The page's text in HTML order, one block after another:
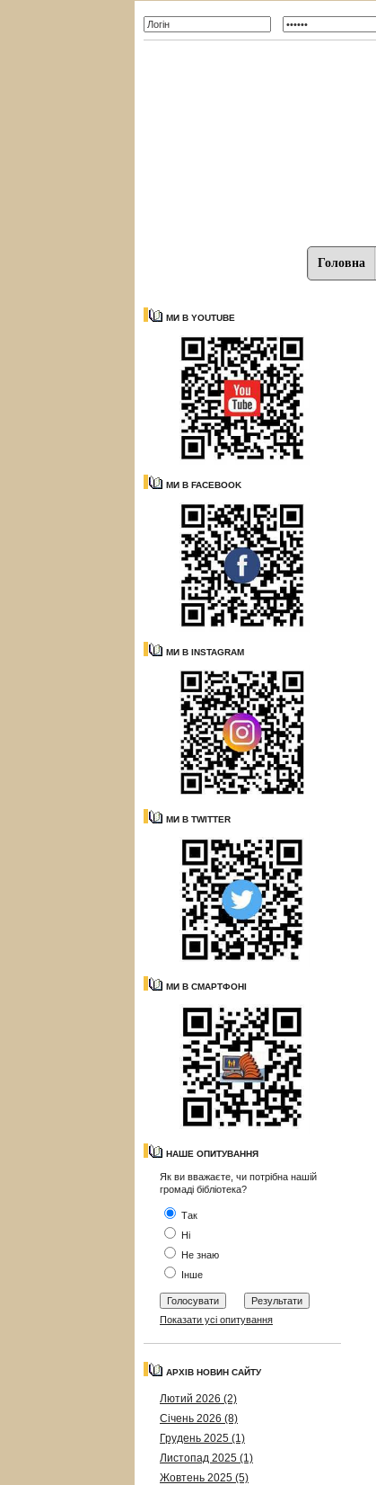
Головна
МИ В YOUTUBE
МИ В FACEBOOK
МИ В INSTAGRAM
МИ В TWITTER
МИ В СМАРТФОНІ
НАШЕ ОПИТУВАННЯ
Як ви вважаєте, чи потрібна нашій
громаді бібліотека?
Так
Ні
Не знаю
Інше
Показати усі опитування
АРХІВ НОВИН САЙТУ
Лютий 2026 (2)
Січень 2026 (8)
Грудень 2025 (1)
Листопад 2025 (1)
Жовтень 2025 (5)